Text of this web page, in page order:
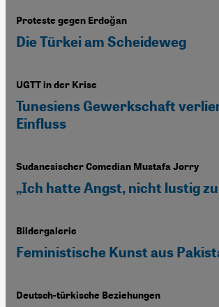
Proteste gegen Erdoğan
Die Türkei am Scheideweg
UGTT in der Krise
Tunesiens Gewerkschaft
Einfluss
Sudanesischer Comedian Mustafa Jorry
„Ich hatte Angst, nicht lustig zu
Bildergalerie
Feministische Kunst aus
Deutsch-türkische Beziehungen